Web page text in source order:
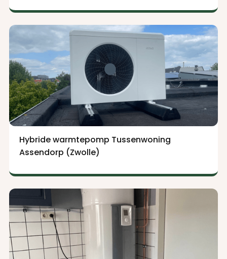
Hybride warmtepomp Tussenwoning
Assendorp (Zwolle)